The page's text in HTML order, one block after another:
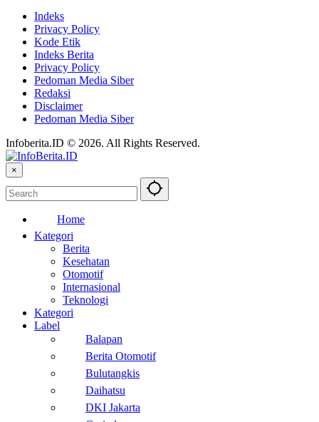
Indeks
Privacy Policy
Kode Etik
Indeks Berita
Privacy Policy
Pedoman Media Siber
Redaksi
Disclaimer
Pedoman Media Siber
Infoberita.ID © 2026. All Rights Reserved.
×
Home
Kategori
Berita
Kesehatan
Otomotif
Internasional
Teknologi
Kategori
Label
Balapan
Berita Otomotif
Bulutangkis
Daihatsu
DKI Jakarta